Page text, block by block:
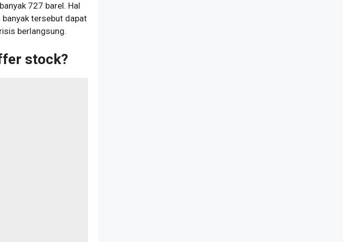
727 barel. Hal
tersebut dapat
berlangsung.
stock?